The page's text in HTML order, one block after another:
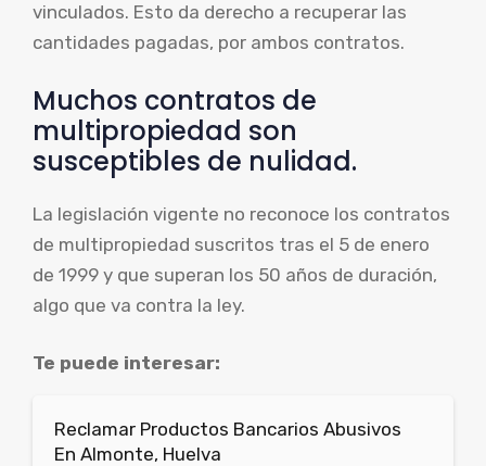
vinculados. Esto da derecho a recuperar las
cantidades pagadas, por ambos contratos.
Muchos contratos de
multipropiedad son
susceptibles de nulidad.
La legislación vigente no reconoce los contratos
de multipropiedad suscritos tras el 5 de enero
de 1999 y que superan los 50 años de duración,
algo que va contra la ley.
Te puede interesar:
Reclamar Productos Bancarios Abusivos
En Almonte, Huelva